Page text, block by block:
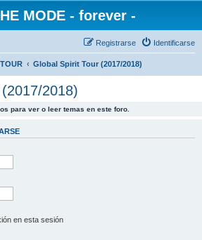
MODE - forever -
Identificarse
Registrarse
TOUR Global Spirit Tour (2017/2018)
2018)
para ver o leer temas en este foro.
en esta sesión